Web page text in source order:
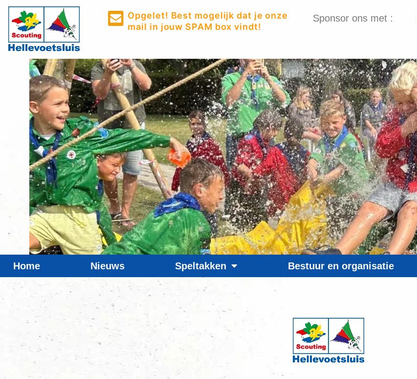
Opgelet! Best mogelijk dat je onze
mail in jouw SPAM box vindt!
Sponsor ons met :
Home Nieuws Speltakken Bestuur en organisatie